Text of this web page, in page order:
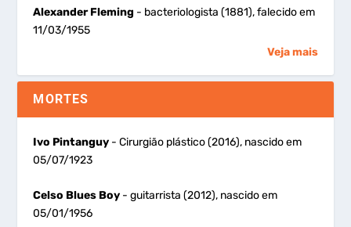
Alexander Fleming - bacteriologista (1881), falecido em
11/03/1955
Veja mais
MORTES
Ivo Pintanguy - Cirurgião plástico (2016), nascido em
05/07/1923
Celso Blues Boy - guitarrista (2012), nascido em
05/01/1956